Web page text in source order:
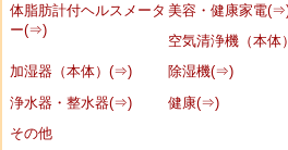
体脂肪計付ヘルスメータ
ー(⇒)
美容・健康家電
空気清浄機（本
加湿器（本体）(⇒)
除湿機(⇒)
浄水器・整水器(⇒)
健康(⇒)
その他